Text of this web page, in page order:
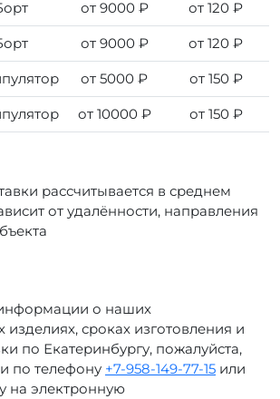
от 9000 ₽ от 120 ₽
от 9000 ₽ от 120 ₽
от 5000 ₽ от 150 ₽
от 10000 ₽ от 150 ₽
рассчитывается в среднем
от удалённости, направления
о наших
сроках изготовления и
по Екатеринбургу, пожалуйста,
по телефону +7-958-149-77-15 или
на электронную